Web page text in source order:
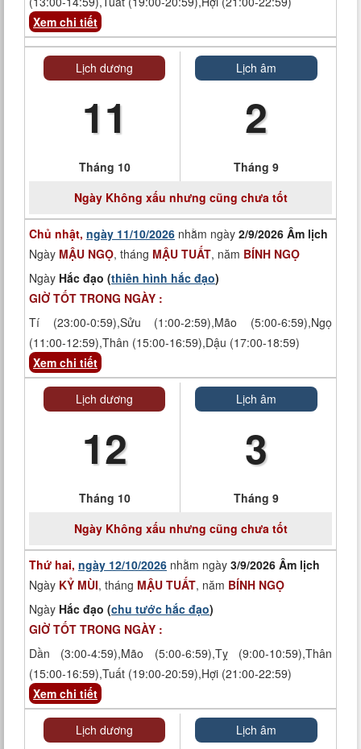
Xem chi tiết
Lịch dương
11
Tháng 10
Lịch âm
2
Tháng 9
NgàyKhông xấu nhưng cũng chưa tốt
Chủ nhật, ngày 11/10/2026 nhằm ngày 2/9/2026 Âm lịch
Ngày MẬU NGỌ, tháng MẬU TUẤT, năm BÍNH NGỌ
Ngày Hắc đạo (thiên hình hắc đạo)
GIỜ TỐT TRONG NGÀY :
Tí (23:00-0:59),Sửu (1:00-2:59),Mão (5:00-6:59),Ngọ
(11:00-12:59),Thân (15:00-16:59),Dậu (17:00-18:59)
Xem chi tiết
Lịch dương
12
Tháng 10
Lịch âm
3
Tháng 9
NgàyKhông xấu nhưng cũng chưa tốt
Thứ hai, ngày 12/10/2026 nhằm ngày 3/9/2026 Âm lịch
Ngày KỶ MÙI, tháng MẬU TUẤT, năm BÍNH NGỌ
Ngày Hắc đạo (chu tước hắc đạo)
GIỜ TỐT TRONG NGÀY :
Dần (3:00-4:59),Mão (5:00-6:59),Tỵ (9:00-10:59),Thân
(15:00-16:59),Tuất (19:00-20:59),Hợi (21:00-22:59)
Xem chi tiết
Lịch dương Lịch âm